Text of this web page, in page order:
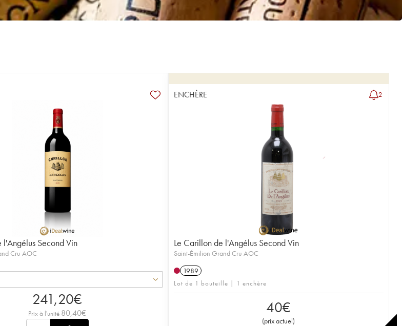
l'Angélus Second Vin
Cru AOC
241,20€
Prix à l'unité 80,40€
ENCHÈRE 2
Le Carillon de l'Angélus Second Vin
Saint-Émilion Grand Cru AOC
1989
Lot de 1 bouteille | 1 enchère
40€
(prix actuel)